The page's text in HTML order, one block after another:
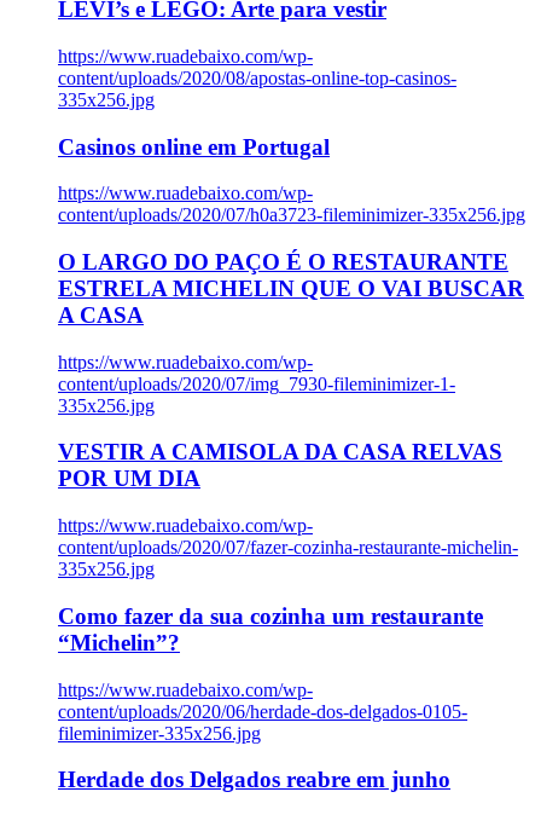
LEVI’s e LEGO: Arte para vestir
https://www.ruadebaixo.com/wp-
content/uploads/2020/08/apostas-online-top-casinos-
335x256.jpg
Casinos online em Portugal
https://www.ruadebaixo.com/wp-
content/uploads/2020/07/h0a3723-fileminimizer-335x256.jpg
O LARGO DO PAÇO É O RESTAURANTE
ESTRELA MICHELIN QUE O VAI BUSCAR
A CASA
https://www.ruadebaixo.com/wp-
content/uploads/2020/07/img_7930-fileminimizer-1-
335x256.jpg
VESTIR A CAMISOLA DA CASA RELVAS
POR UM DIA
https://www.ruadebaixo.com/wp-
content/uploads/2020/07/fazer-cozinha-restaurante-michelin-
335x256.jpg
Como fazer da sua cozinha um restaurante
“Michelin”?
https://www.ruadebaixo.com/wp-
content/uploads/2020/06/herdade-dos-delgados-0105-
fileminimizer-335x256.jpg
Herdade dos Delgados reabre em junho